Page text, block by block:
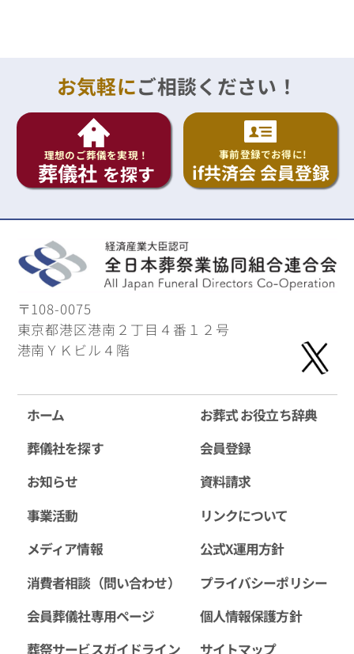
お気軽にご相談ください！
理想のご葬儀を実現！
葬儀社 を探す
事前登録でお得に!
if共済会 会員登録
〒108-0075
東京都港区港南２丁目４番１２号
港南ＹＫビル４階
ホーム
葬儀社を探す
お知らせ
事業活動
メディア情報
消費者相談（問い合わせ）
会員葬儀社専用ページ
葬祭サービスガイドライン
お葬式 お役立ち辞典
会員登録
資料請求
リンクについて
公式X運用方針
プライバシーポリシー
個人情報保護方針
サイトマップ